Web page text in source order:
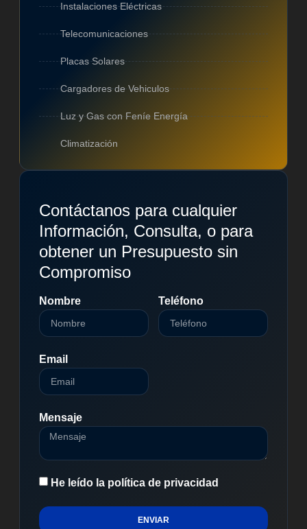
Instalaciones Eléctricas
Telecomunicaciones
Placas Solares
Cargadores de Vehiculos
Luz y Gas con Feníe Energía
Climatización
Contáctanos para cualquier
Información, Consulta, o para
obtener un Presupuesto sin
Compromiso
Nombre Teléfono
Email
Mensaje
He leído la política de privacidad
ENVIAR